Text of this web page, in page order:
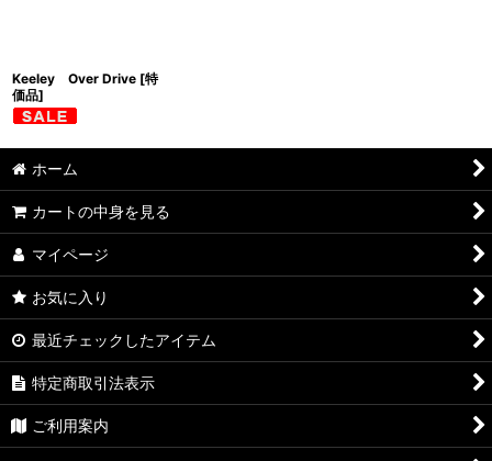
Keeley Over Drive [特
価品]
ホーム
カートの中身を見る
マイページ
お気に入り
最近チェックしたアイテム
特定商取引法表示
ご利用案内